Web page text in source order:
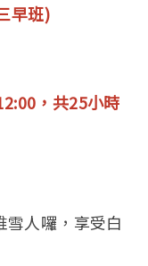
早班)
，共25小時
人囉，享受白